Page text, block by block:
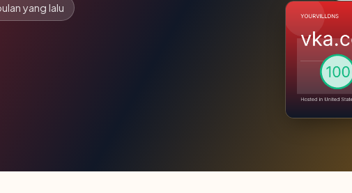
yang lalu